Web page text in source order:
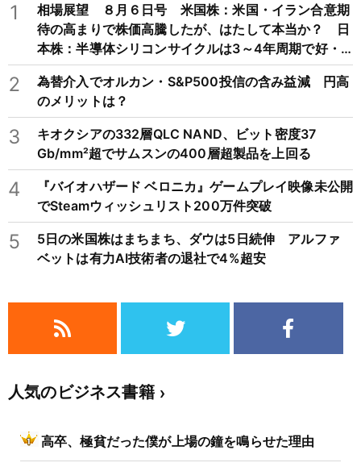
1
相場展望 ８月６日号 米国株：米国・イラン合意期
待の高まりで株価高騰したが、はたして本当か？ 日
本株：半導体シリコンサイクルは3～4年周期で好・
不況を繰り返すため注意
2
為替介入でオルカン・S&P500投信の含み益減 円高
のメリットは？
3
キオクシアの332層QLC NAND、ビット密度37
Gb/mm²超でサムスンの400層超製品を上回る
4
『バイオハザード ベロニカ』ゲームプレイ映像未公開
でSteamウィッシュリスト200万件突破
5
5日の米国株はまちまち、ダウは5日続伸 アルファ
ベットは有力AI技術者の退社で4%超安
人気のビジネス書籍
高卒、極貧だった僕が上場の鐘を鳴らせた理由